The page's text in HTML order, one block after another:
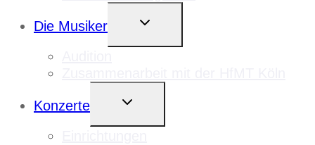
Die Musiker
UNTERMENÜ
Konzerte
UNTERMENÜ